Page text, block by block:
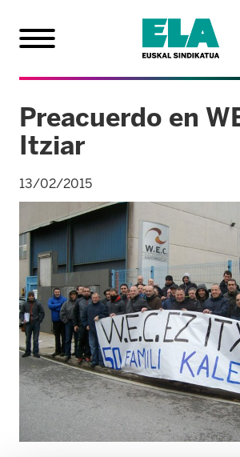
Preacuerdo en
Itziar
13/02/2015